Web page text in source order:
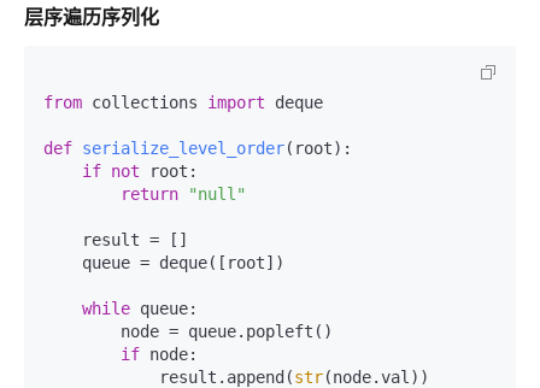
层序遍历序列化
from collections import deque
def serialize_level_order( root):
if not root:
return
"null"
while queue:
if node:
            result.append(
str(node.val))